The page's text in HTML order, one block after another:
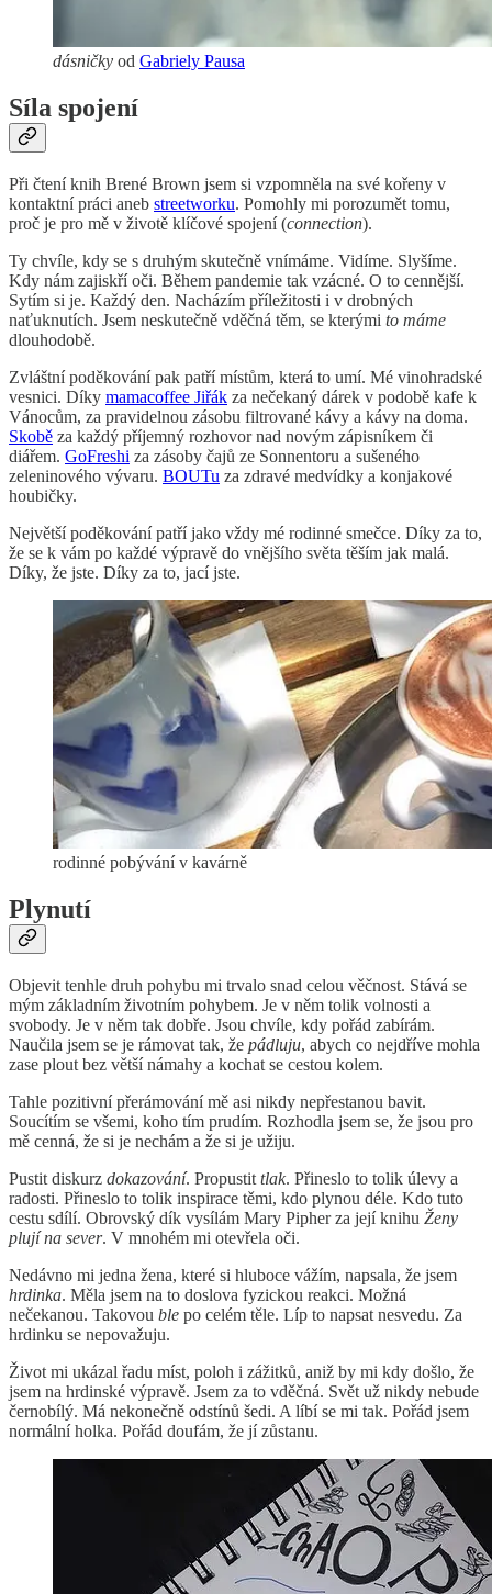
dásničky od Gabriely Pausa
Síla spojení
Při čtení knih Brené Brown jsem si vzpomněla na své kořeny v
kontaktní práci aneb streetworku. Pomohly mi porozumět tomu,
proč je pro mě v životě klíčové spojení (connection).
Ty chvíle, kdy se s druhým skutečně vnímáme. Vidíme. Slyšíme.
Kdy nám zajiskří oči. Během pandemie tak vzácné. O to cennější.
Sytím si je. Každý den. Nacházím příležitosti i v drobných
naťuknutích. Jsem neskutečně vděčná těm, se kterými to máme
dlouhodobě.
Zvláštní poděkování pak patří místům, která to umí. Mé vinohradské
vesnici. Díky mamacoffee Jiřák za nečekaný dárek v podobě kafe k
Vánocům, za pravidelnou zásobu filtrované kávy a kávy na doma.
Skobě za každý příjemný rozhovor nad novým zápisníkem či
diářem. GoFreshi za zásoby čajů ze Sonnentoru a sušeného
zeleninového vývaru. BOUTu za zdravé medvídky a konjakové
houbičky.
Největší poděkování patří jako vždy mé rodinné smečce. Díky za to,
že se k vám po každé výpravě do vnějšího světa těším jak malá.
Díky, že jste. Díky za to, jací jste.
rodinné pobývání v kavárně
Plynutí
Objevit tenhle druh pohybu mi trvalo snad celou věčnost. Stává se
mým základním životním pohybem. Je v něm tolik volnosti a
svobody. Je v něm tak dobře. Jsou chvíle, kdy pořád zabírám.
Naučila jsem se je rámovat tak, že pádluju, abych co nejdříve mohla
zase plout bez větší námahy a kochat se cestou kolem.
Tahle pozitivní přerámování mě asi nikdy nepřestanou bavit.
Soucítím se všemi, koho tím prudím. Rozhodla jsem se, že jsou pro
mě cenná, že si je nechám a že si je užiju.
Pustit diskurz dokazování. Propustit tlak. Přineslo to tolik úlevy a
radosti. Přineslo to tolik inspirace těmi, kdo plynou déle. Kdo tuto
cestu sdílí. Obrovský dík vysílám Mary Pipher za její knihu Ženy
plují na sever. V mnohém mi otevřela oči.
Nedávno mi jedna žena, které si hluboce vážím, napsala, že jsem
hrdinka. Měla jsem na to doslova fyzickou reakci. Možná
nečekanou. Takovou ble po celém těle. Líp to napsat nesvedu. Za
hrdinku se nepovažuju.
Život mi ukázal řadu míst, poloh i zážitků, aniž by mi kdy došlo, že
jsem na hrdinské výpravě. Jsem za to vděčná. Svět už nikdy nebude
černobílý. Má nekonečně odstínů šedi. A líbí se mi tak. Pořád jsem
normální holka. Pořád doufám, že jí zůstanu.